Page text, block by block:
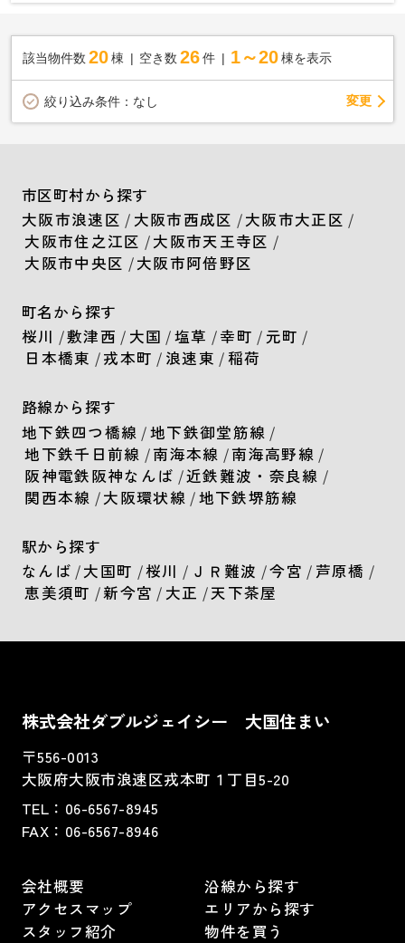
該当物件数 20棟 空き数 26 件 1～20 棟を表示
絞り込み条件： なし 変更
市区町村から探す
大阪市浪速区 / 大阪市西成区 /大阪市大正区 /
大阪市住之江区 /大阪市天王寺区 /
大阪市中央区 /大阪市阿倍野区
町名から探す
桜川 /敷津西 / 大国 /塩草 /幸町 / 元町 /
日本橋東 /戎本町 / 浪速東 /稲荷
路線から探す
地下鉄四つ橋線 /地下鉄御堂筋線 /
地下鉄千日前線 /南海本線 /南海高野線 /
阪神電鉄阪神なんば /近鉄難波・奈良線 /
関西本線 /大阪環状線 /地下鉄堺筋線
駅から探す
なんば /大国町 /桜川 / ＪＲ難波 /今宮 / 芦原橋 /
恵美須町 /新今宮 / 大正 /天下茶屋
株式会社ダブルジェイシー 大国住まい
〒556-0013
大阪府大阪市浪速区戎本町１丁目5-20
TEL： 06-6567-8945
FAX：06-6567-8946
会社概要
アクセスマップ
スタッフ紹介
沿線から探す
エリアから探す
物件を買う